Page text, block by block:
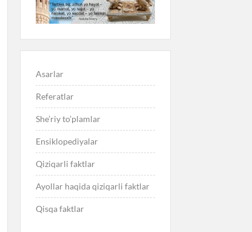
Asarlar
Referatlar
She’riy to’plamlar
Ensiklopediyalar
Qiziqarli faktlar
Ayollar haqida qiziqarli faktlar
Qisqa faktlar